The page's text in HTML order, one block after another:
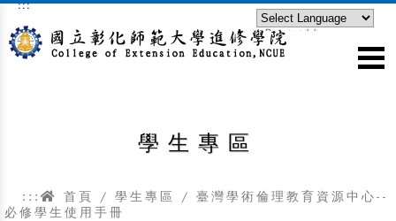
跳到主要內容區塊
:::
Powered by
學生專區
::: 首頁
/ 學生專區 / 臺灣學術倫理教育資源中心--
必修學生使用手冊